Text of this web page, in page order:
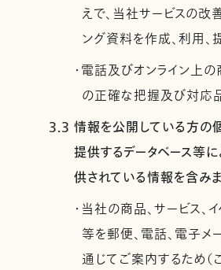
えで、当社サービスの改
ング資料を作成、利用、
・電話及びオンライン上
の正確な把握及び対応
3.3 情報を公開している方の
提供するデータベース等
供されている情報を含みま
・当社の商品、サービス、
等を郵便、電話、電子メ
通じてご案内するため（